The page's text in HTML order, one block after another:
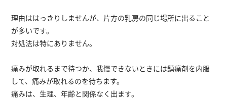
理由ははっきりしませんが、片方の乳房の同じ場所に出ること
が多いです。
対処法は特にありません。
痛みが取れるまで待つか、我慢できないときには鎮痛剤を内服
して、痛みが取れるのを待ちます。
痛みは、生理、年齢と関係なく出ます。